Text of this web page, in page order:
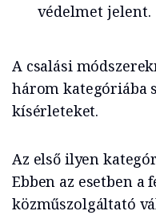
védelmet jelent.
A csalási
három kategóriába
kísérleteket.
Az első ilyen
Ebben az esetben a
közműszolgáltató